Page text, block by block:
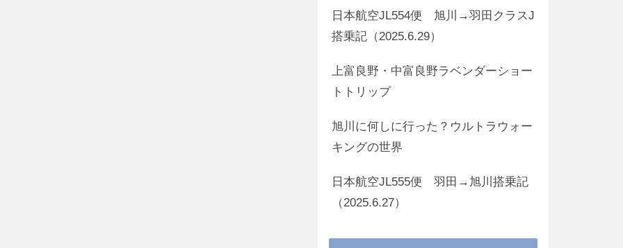
日本航空JL554便 旭川→羽田クラスJ
搭乗記（2025.6.29）
上富良野・中富良野ラベンダーショー
トトリップ
旭川に何しに行った？ウルトラウォー
キングの世界
日本航空JL555便 羽田→旭川搭乗記
（2025.6.27）